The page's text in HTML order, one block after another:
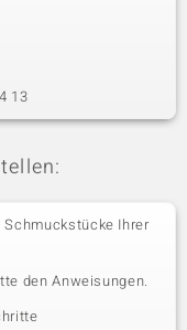
13
Ihrer
den Anweisungen.